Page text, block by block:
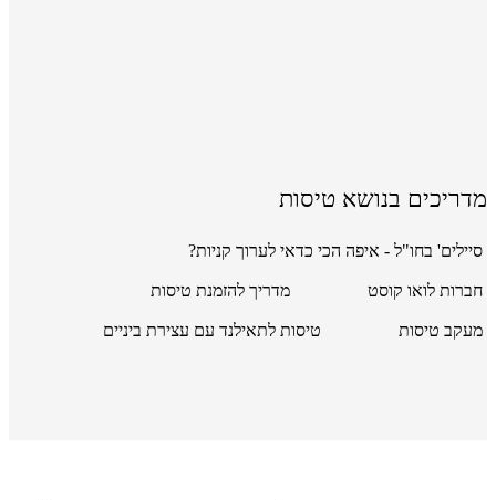
מדריכים בנושא טיסות
סיילים' בחו"ל - איפה הכי כדאי לערוך קניות?
חברות לואו קוסט מדריך להזמנת טיסות
מעקב טיסות טיסות לתאילנד עם עצירת ביניים